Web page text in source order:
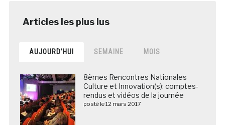
AUJOURD’HUI SEMAINE MOIS
8èmes Rencontres Nationales
Culture et Innovation(s): comptes-
rendus et vidéos de la journée
posté le 12 mars 2017